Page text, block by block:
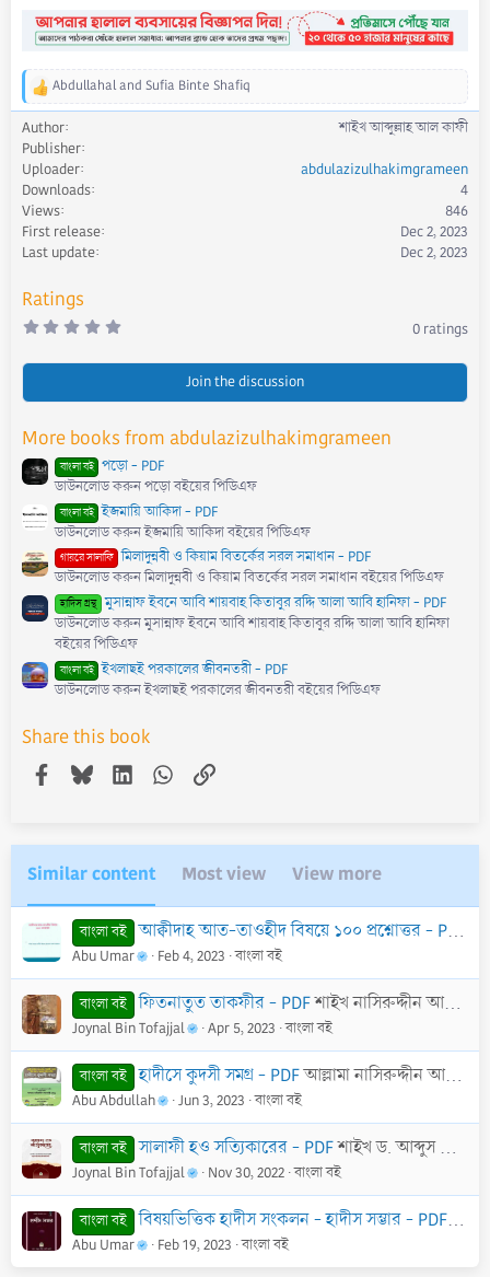
R
e
a
c
t
i
o
n
s
Abdullahaland Sufia Binte Shafiq
Author
শাইখ আব্দুল্লাহ আল কাফী
Publisher
Uploader
abdulazizulhakimgrameen
Downloads
4
Views
846
First release
Dec 2, 2023
Last update
Dec 2, 2023
Ratings
0
0
(
)
0 ratings
Join the discussion
More books from abdulazizulhakimgrameen
বাংলা বই পড়ো - PDF
ডাউনলোড করুন পড়ো বইয়ের পিডিএফ
বাংলা বই ইজমায়ি আকিদা - PDF
ডাউনলোড করুন ইজমায়ি আকিদা বইয়ের পিডিএফ
গায়রে সালাফি মিলাদুন্নবী ও কিয়াম বিতর্কের সরল সমাধান - PDF
ডাউনলোড করুন মিলাদুন্নবী ও কিয়াম বিতর্কের সরল সমাধান বইয়ের পিডিএফ
হাদিস গ্রন্থ মুসান্নাফ ইবনে আবি শায়বাহ কিতাবুর রদ্দি আলা আবি হানিফা - PDF
ডাউনলোড করুন মুসান্নাফ ইবনে আবি শায়বাহ কিতাবুর রদ্দি আলা আবি হানিফা
বইয়ের পিডিএফ
বাংলা বই ইখলাছই পরকালের জীবনতরী - PDF
ডাউনলোড করুন ইখলাছই পরকালের জীবনতরী বইয়ের পিডিএফ
Share this book
Facebook
BlueskyLinkedInWhatsApp
Link
Similar content Most view View more
বাংলা বই আক্বীদাহ আত-তাওহীদ বিষয়ে ১০০ প্রশ্নোত্তর - PDF
Abu Umar Feb 4, 2023 বাংলা বই
বাংলা বই ফিতনাতুত তাকফীর - PDFশাইখ নাসিরুদ্দীন আলবানী রাহিমাহুল্লাহ
Joynal Bin Tofajjal Apr 5, 2023 বাংলা বই
বাংলা বই হাদীসে কুদসী সমগ্র - PDFআল্লামা নাসিরুদ্দীন আলবানী (রাহি.)
Abu Abdullah Jun 3, 2023 বাংলা বই
বাংলা বই সালাফী হও সত্যিকারের - PDFশাইখ ড. আব্দুস সালাম ইবনে সালেম আস-সুহাইমী
Joynal Bin Tofajjal Nov 30, 2022 বাংলা বই
বাংলা বই বিষয়ভিত্তিক হাদীস সংকলন - হাদীস সম্ভার - PDF
Abu Umar Feb 19, 2023 বাংলা বই